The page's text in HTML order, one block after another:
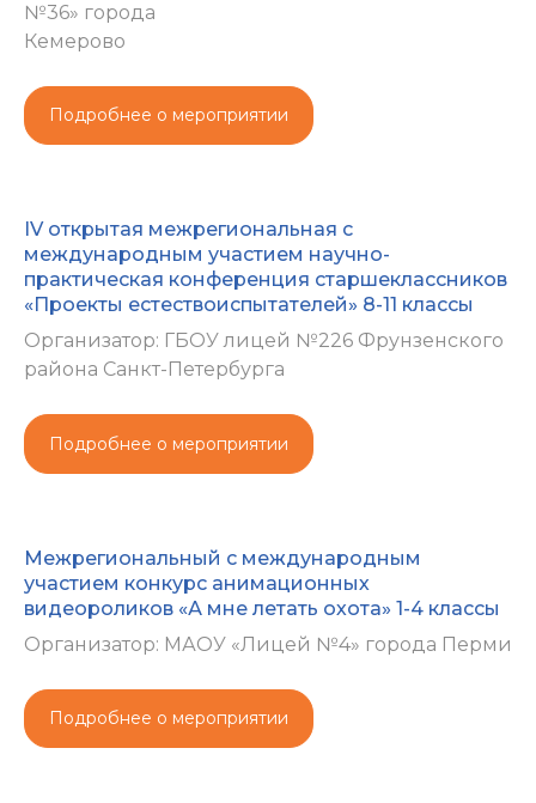
№36» города
Кемерово
Подробнее о мероприятии
IV открытая межрегиональная с
международным участием научно-
практическая конференция старшеклассников
«Проекты естествоиспытателей» 8-11 классы
Организатор: ГБОУ лицей №226 Фрунзенского
района Санкт-Петербурга
Подробнее о мероприятии
Межрегиональный с международным
участием конкурс анимационных
видеороликов «А мне летать охота» 1-4 классы
Организатор: МАОУ «Лицей №4» города Перми
Подробнее о мероприятии